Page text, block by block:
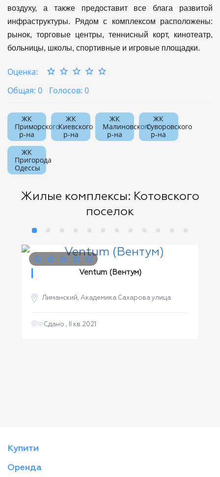
воздуху, а также предоставит все блага развитой
инфраструктуры. Рядом с комплексом расположены:
рынок, торговые центры, теннисный корт, кинотеатр,
больницы, школы, спортивные и игровые площадки.
Оценка:
Общая: 0
Голосов: 0
ЖК
Приморского
р-на
ЖК
Киевского
р-на
ЖК
Малиновского
р-на
ЖК
Суворовского
р-на
ЖК
Пригорода
Одессы
Жилые комплексы: Котовского
поселок
Ventum (Вентум)
Лиманский, Академика Сахарова улица
Сдано , II кв 2021
Купити
Оренда